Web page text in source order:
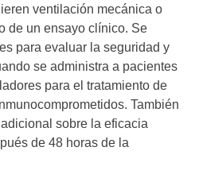
ventilación mecánica o
de un ensayo clínico. Se
para evaluar la seguridad y
se administra a pacientes
para el tratamiento de
También
sobre la eficacia
de 48 horas de la